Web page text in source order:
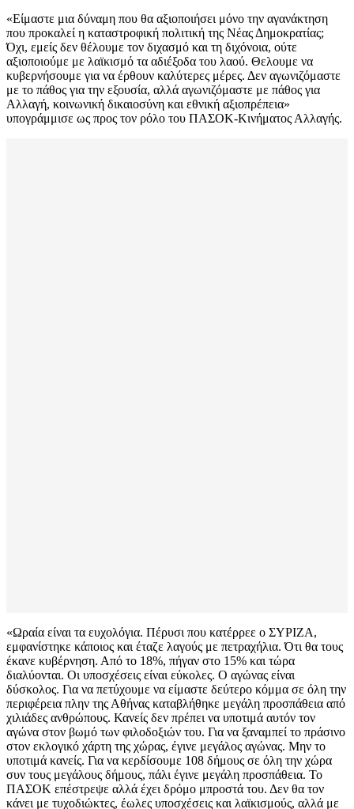
«Είμαστε μια δύναμη που θα αξιοποιήσει μόνο την αγανάκτηση
που προκαλεί η καταστροφική πολιτική της Νέας Δημοκρατίας;
Όχι, εμείς δεν θέλουμε τον διχασμό και τη διχόνοια, ούτε
αξιοποιούμε με λαϊκισμό τα αδιέξοδα του λαού. Θελουμε να
κυβερνήσουμε για να έρθουν καλύτερες μέρες. Δεν αγωνιζόμαστε
με το πάθος για την εξουσία, αλλά αγωνιζόμαστε με πάθος για
Αλλαγή, κοινωνική δικαιοσύνη και εθνική αξιοπρέπεια»
υπογράμμισε ως προς τον ρόλο του ΠΑΣΟΚ-Κινήματος Αλλαγής.
«Ωραία είναι τα ευχολόγια. Πέρυσι που κατέρρεε ο ΣΥΡΙΖΑ,
εμφανίστηκε κάποιος και έταζε λαγούς με πετραχήλια. Ότι θα τους
έκανε κυβέρνηση. Από το 18%, πήγαν στο 15% και τώρα
διαλύονται. Οι υποσχέσεις είναι εύκολες. Ο αγώνας είναι
δύσκολος. Για να πετύχουμε να είμαστε δεύτερο κόμμα σε όλη την
περιφέρεια πλην της Αθήνας καταβλήθηκε μεγάλη προσπάθεια από
χιλιάδες ανθρώπους. Κανείς δεν πρέπει να υποτιμά αυτόν τον
αγώνα στον βωμό των φιλοδοξιών του. Για να ξαναμπεί το πράσινο
στον εκλογικό χάρτη της χώρας, έγινε μεγάλος αγώνας. Μην το
υποτιμά κανείς. Για να κερδίσουμε 108 δήμους σε όλη την χώρα
συν τους μεγάλους δήμους, πάλι έγινε μεγάλη προσπάθεια. Το
ΠΑΣΟΚ επέστρεψε αλλά έχει δρόμο μπροστά του. Δεν θα τον
κάνει με τυχοδιώκτες, έωλες υποσχέσεις και λαϊκισμούς, αλλά με